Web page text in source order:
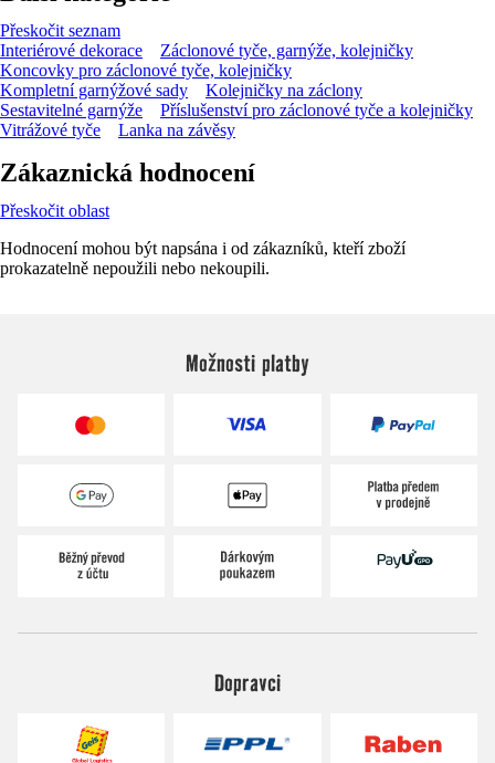
Přeskočit seznam
Interiérové dekorace
Záclonové tyče, garnýže, kolejničky
Koncovky pro záclonové tyče, kolejničky
Kompletní garnýžové sady
Kolejničky na záclony
Sestavitelné garnýže
Příslušenství pro záclonové tyče a kolejničky
Vitrážové tyče
Lanka na závěsy
Zákaznická hodnocení
Přeskočit oblast
Hodnocení mohou být napsána i od zákazníků, kteří zboží
prokazatelně nepoužili nebo nekoupili.
Možnosti platby
Dopravci